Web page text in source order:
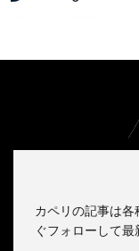
カペリの記事は
ぐフォローして最